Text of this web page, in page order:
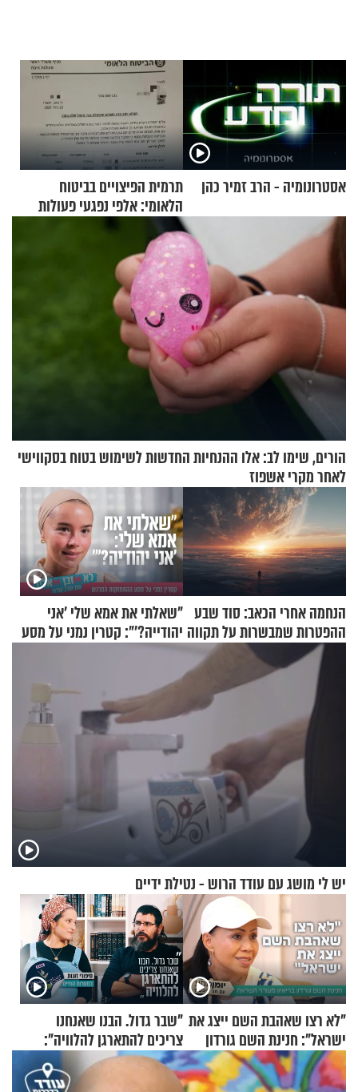
אסטרונומיה - הרב זמיר כהן
תרמית הפיצויים בביטוח
הלאומי: אלפי נפגעי פעולות
איבה קיבלו כספים במירמה
הורים, שימו לב: אלו ההנחיות החדשות לשימוש בטוח בסקווישי
לאחר מקרי אשפוז
הנחמה אחרי הכאב: סוד שבע
ההפטרות שמבשרות על תקווה
וגאולה
"שאלתי את אמא שלי 'אני
יהודייה?'": קטרין נמני על מסע
ההתחזקות המרגש
יש לי מושג עם עודד הרוש - נטילת ידיים
"לא רצו שאהבת השם ייצג את
ישראל": חנינת השם גורדון
בריאיון מעורר השראה
"שבר גדול. הבנו שאנחנו
צריכים להתארגן להלוויה":
זוגיות במבחן, הפעם עם מרים
וגד דנינו